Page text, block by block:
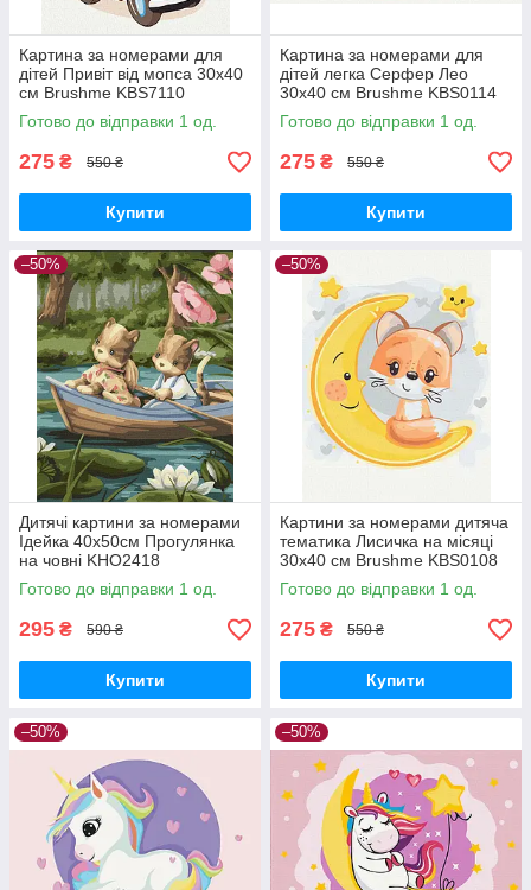
Картина за номерами для
дітей Привіт від мопса 30х40
см Brushme KBS7110
Готово до відправки 1 од.
275 ₴ 550 ₴
Купити
Картина за номерами для
дітей легка Серфер Лео
30х40 см Brushme KBS0114
Готово до відправки 1 од.
275 ₴ 550 ₴
Купити
–50%
Дитячі картини за номерами
Ідейка 40х50см Прогулянка
на човні KHO2418
Готово до відправки 1 од.
295 ₴ 590 ₴
Купити
–50%
Картини за номерами дитяча
тематика Лисичка на місяці
30х40 см Brushme KBS0108
Готово до відправки 1 од.
275 ₴ 550 ₴
Купити
–50% –50%